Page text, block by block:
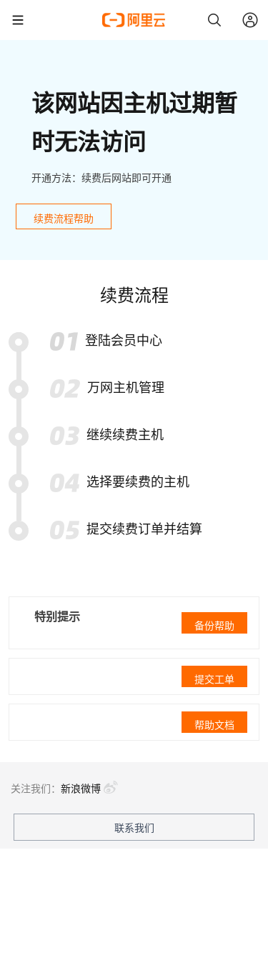
该网站因主机过期暂
时无法访问
开通方法：续费后网站即可开通
续费流程帮助
续费流程
登陆会员中心
万网主机管理
继续续费主机
选择要续费的主机
提交续费订单并结算
特别提示
备份帮助
提交工单
帮助文档